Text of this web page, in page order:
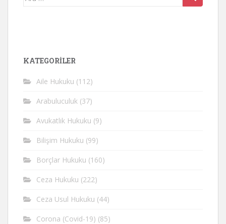
KATEGORİLER
Aile Hukuku (112)
Arabuluculuk (37)
Avukatlık Hukuku (9)
Bilişim Hukuku (99)
Borçlar Hukuku (160)
Ceza Hukuku (222)
Ceza Usul Hukuku (44)
Corona (Covid-19) (85)